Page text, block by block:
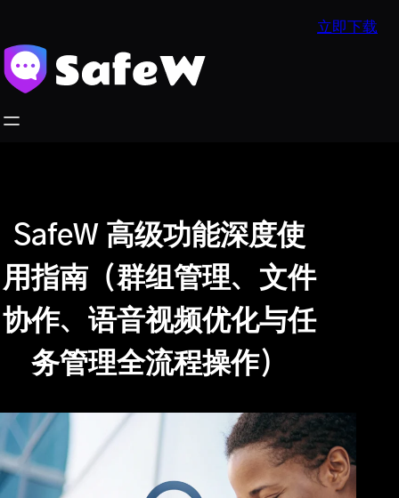
内
容
立即下载
SafeW 高级功能深度使
用指南（群组管理、文件
协作、语音视频优化与任
务管理全流程操作）